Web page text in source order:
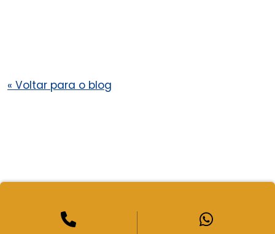
« Voltar para o blog